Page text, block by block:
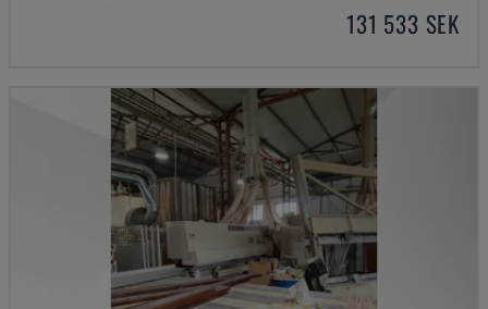
131 533 SEK